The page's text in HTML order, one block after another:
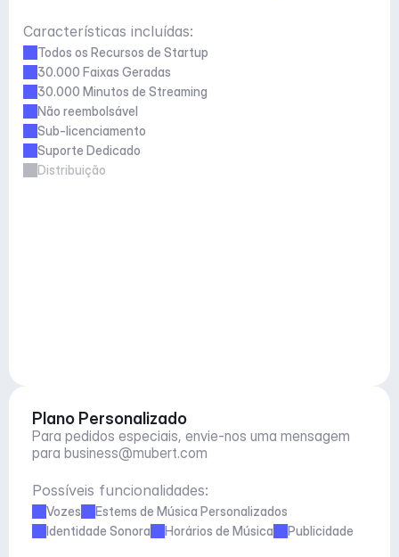
Características incluídas:
Todos os Recursos de Startup
30.000 Faixas Geradas
30.000 Minutos de Streaming
Não reembolsável
Sub-licenciamento
Suporte Dedicado
Distribuição
Plano Personalizado
Para pedidos especiais, envie-nos uma mensagem
para business@mubert.com
Possíveis funcionalidades:
Vozes
Estems de Música Personalizados
Identidade Sonora
Horários de Música Publicidade